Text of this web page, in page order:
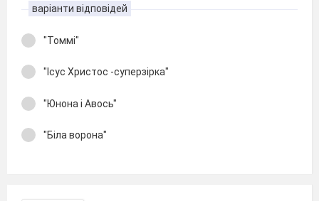
варіанти відповідей
"Томмі"
"Ісус Христос -суперзірка"
"Юнона і Авось"
"Біла ворона"